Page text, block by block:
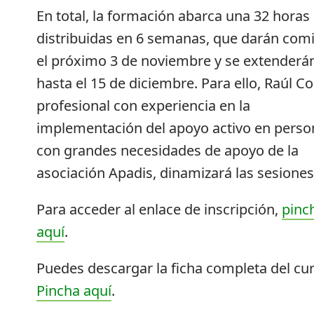
En total, la formación abarca una 32 horas
distribuidas en 6 semanas, que darán
el próximo 3 de noviembre y se
hasta el 15 de diciembre. Para ello, Raúl
profesional con experiencia en la
implementación del apoyo activo en
con grandes necesidades de apoyo de la
asociación Apadis, dinamizará las
Para acceder al enlace de inscripción,
aquí.
Puedes descargar la ficha completa del
Pincha aquí.